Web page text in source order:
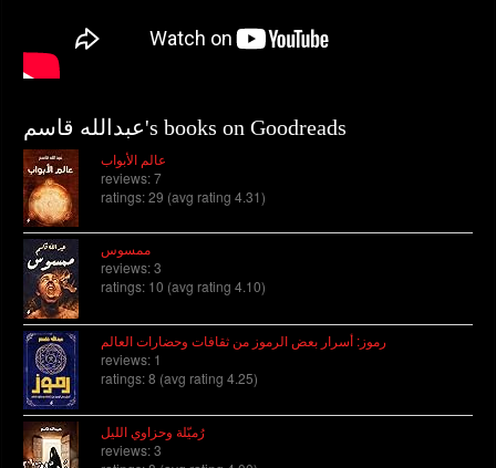
عبدالله قاسم's books on Goodreads
عالم الأبواب
reviews: 7
ratings: 29 (avg rating 4.31)
ممسوس
reviews: 3
ratings: 10 (avg rating 4.10)
رموز: أسرار بعض الرموز من ثقافات وحضارات العالم
reviews: 1
ratings: 8 (avg rating 4.25)
رُميّلة وحزاوي الليل
reviews: 3